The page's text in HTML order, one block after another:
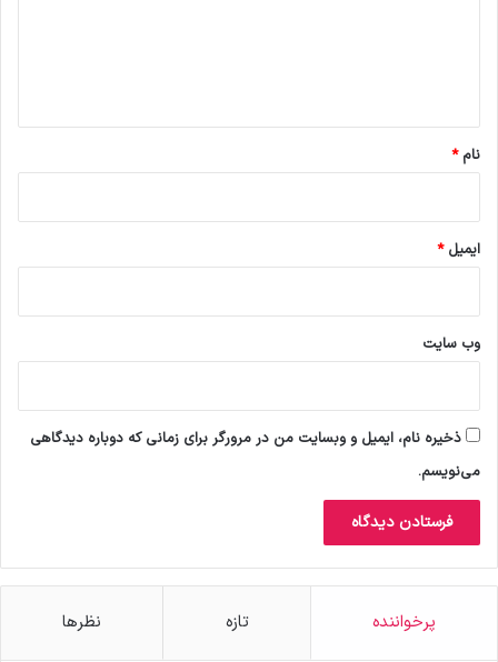
نام*
ایمیل*
وب‌ سایت
ذخیره نام، ایمیل و وبسایت من در مرورگر برای زمانی که دوباره دیدگاهی
می‌نویسم.
پرخواننده تازه نظرها